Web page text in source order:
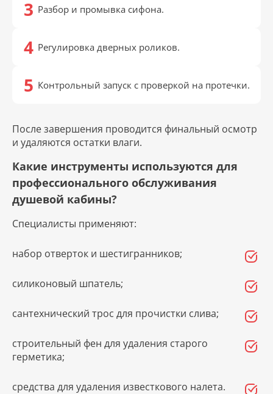
Разбор и промывка сифона.
Регулировка дверных роликов.
Контрольный запуск с проверкой на протечки.
После завершения проводится финальный осмотр
и удаляются остатки влаги.
Какие инструменты используются для
профессионального обслуживания
душевой кабины?
Специалисты применяют:
набор отверток и шестигранников;
силиконовый шпатель;
сантехнический трос для прочистки слива;
строительный фен для удаления старого
герметика;
средства для удаления известкового налета.